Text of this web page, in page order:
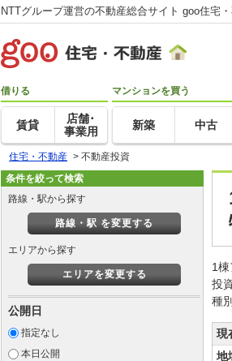
NTTグループ運営の不動産総合サイト goo住宅
借りる
賃貸
店舗･
事業用
マンションを買う
新築 中古
住宅・不動産 > 不動産投資
1
投
種
現
地
条件を絞って検索
路線・駅から探す
路線・駅 を変更する
エリアから探す
エリアを変更する
公開日
指定なし
本日公開